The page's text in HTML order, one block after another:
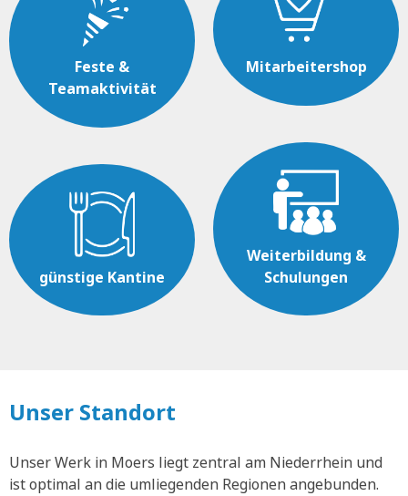
Feste &
Teamaktivität
günstige Kantine
Mitarbeitershop
Weiterbildung &
Schulungen
Unser Standort
Unser Werk in Moers liegt zentral am Niederrhein und
ist optimal an die umliegenden Regionen angebunden.